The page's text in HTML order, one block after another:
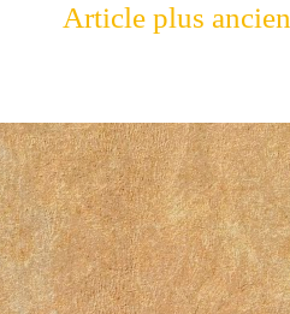
Article plus ancien